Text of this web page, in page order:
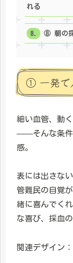
れる
⑧ 朝の
① 一発で
細い血管、動
——そんな条件
感。
表には出さな
管難民の自覚
緒に喜んでく
な喜び、採血
関連デザイン：